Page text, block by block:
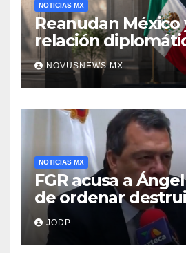
NOTICIAS MX
Reanudan México
relación
NOVUSNEWS.MX
NOTICIAS MX
FGR acusa a
de ordenar
clave del caso
JODP